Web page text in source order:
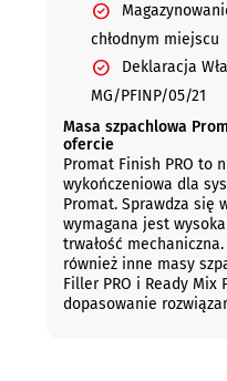
chłodnym miejscu
Deklaracja
MG/PFINP/05/21
Masa szpachlowa
ofercie
Promat Finish PRO to
wykończeniowa dla
Promat. Sprawdza się
wymagana jest
trwałość
również inne masy
Filler PRO i Ready Mix
dopasowanie